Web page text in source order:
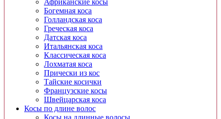
Богемная коса
Голландская коса
Греческая коса
Датская коса
Итальянская коса
Классическая коса
Лохматая коса
Прически из кос
Тайские косички
Французские косы
Швейцарская коса
Косы по длине волос
Косы на длинные волосы